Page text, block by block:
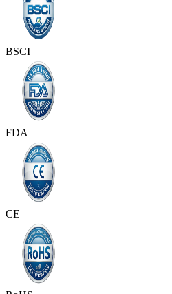
BSCI
FDA
CE